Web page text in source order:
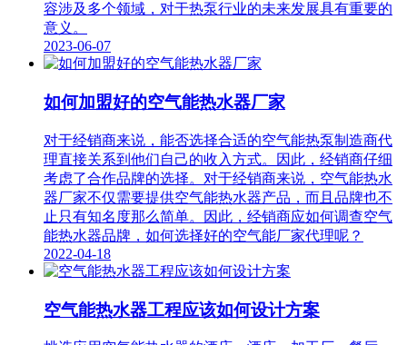
容涉及多个领域，对于热泵行业的未来发展具有重要的
意义。
2023-06-07
如何加盟好的空气能热水器厂家
对于经销商来说，能否选择合适的空气能热泵制造商代
理直接关系到他们自己的收入方式。因此，经销商仔细
考虑了合作品牌的选择。对于经销商来说，空气能热水
器厂家不仅需要提供空气能热水器产品，而且品牌也不
止只有知名度那么简单。因此，经销商应如何调查空气
能热水器品牌，如何选择好的空气能厂家代理呢？
2022-04-18
空气能热水器工程应该如何设计方案